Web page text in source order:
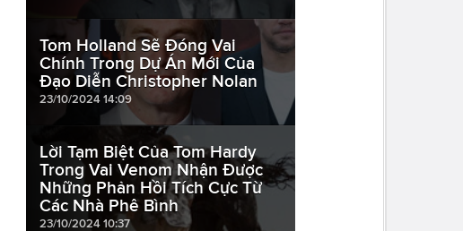
Tom Holland Sẽ Đóng Vai
Chính Trong Dự Án Mới Của
Đạo Diễn Christopher Nolan
23/10/2024 14:09
Lời Tạm Biệt Của Tom Hardy
Trong Vai Venom Nhận Được
Những Phản Hồi Tích Cực Từ
Các Nhà Phê Bình
23/10/2024 10:37